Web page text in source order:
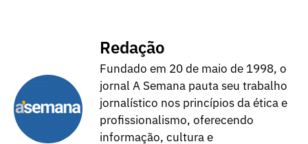
Redação
Fundado em 20 de maio de 1998, o
jornal A Semana pauta seu trabalho
jornalístico nos princípios da ética e
profissionalismo, oferecendo
informação, cultura e